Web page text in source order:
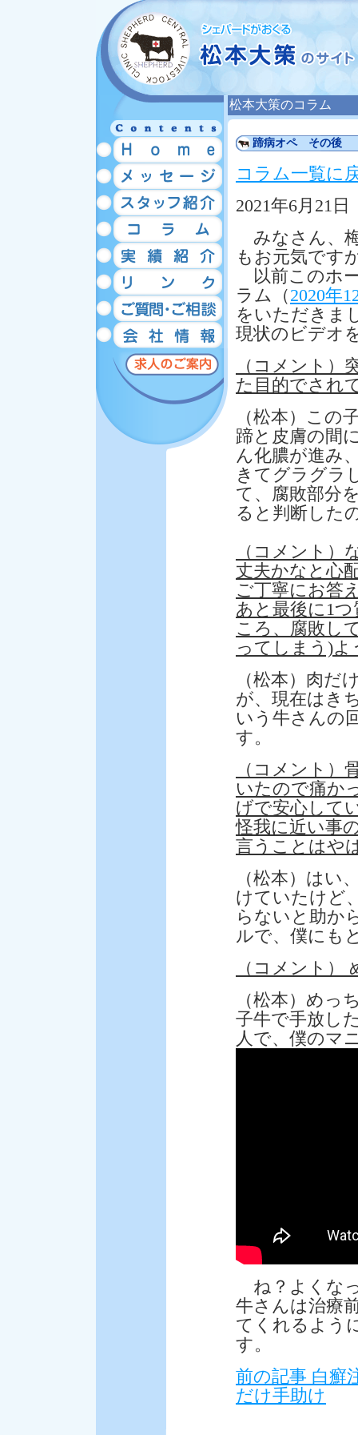
松本大策のコラム
蹄病オペ その後
コラム一覧に
2021年6月21日
みなさん、
もお元気です
以前このホ
ラム（2020年
をいただきま
現状のビデオ
（コメント）
た目的でされ
（松本）この
蹄と皮膚の間
ん化膿が進み
きてグラグラ
て、腐敗部分
ると判断した
（コメント
丈夫かなと心
ご丁寧にお答
あと最後に1
ころ、腐敗し
ってしまう)
（松本）肉だ
が、現在はき
いう牛さんの
す。
（コメント
いたので痛か
げで安心して
怪我に近い事
言うことはや
（松本）はい
けていたけど
らないと助か
ルで、僕にも
（コメント
（松本）めっ
子牛で手放し
人で、僕のマ
ね？よくな
牛さんは治療
てくれるよう
す。
前の記事 白癬
だけ手助け